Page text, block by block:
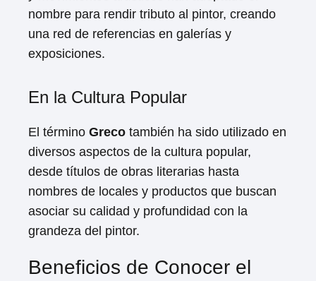
nombre para rendir tributo al pintor, creando
una red de referencias en galerías y
exposiciones.
En la Cultura Popular
El término Greco también ha sido utilizado en
diversos aspectos de la cultura popular,
desde títulos de obras literarias hasta
nombres de locales y productos que buscan
asociar su calidad y profundidad con la
grandeza del pintor.
Beneficios de Conocer el